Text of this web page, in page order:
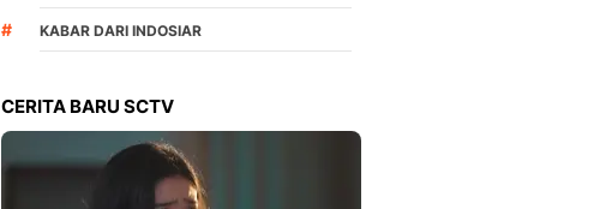
# KABAR DARI INDOSIAR
CERITA BARU SCTV